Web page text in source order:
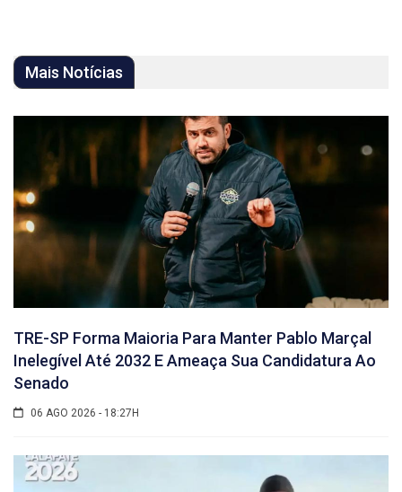
Mais Notícias
TRE-SP Forma Maioria Para Manter Pablo Marçal
Inelegível Até 2032 E Ameaça Sua Candidatura Ao
Senado
06 AGO 2026 - 18:27H